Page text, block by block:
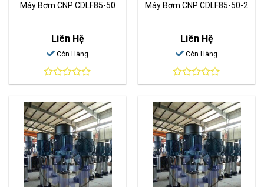
Máy Bơm CNP CDLF85-50
Liên Hệ
Còn Hàng
0
out
of
5
Máy Bơm CNP CDLF85-50-2
Liên Hệ
Còn Hàng
0
out
of
5